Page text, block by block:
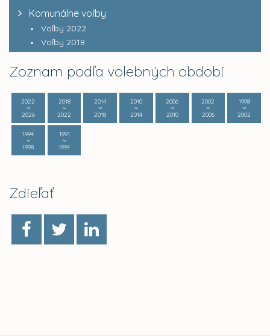
Komunálne voľby
Voľby 2022
Voľby 2018
Zoznam podľa volebných období
2022
2026
2018
2022
2014
2018
2010
2014
2006
2010
2002
2006
1998
2002
1994
1998
1991
1994
Zdieľať